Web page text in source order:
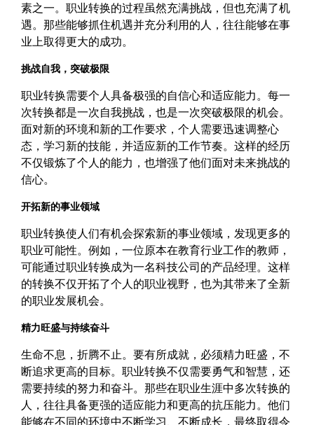
素之一。职业转换的过程虽然充满挑战，但也充满了机
遇。那些能够抓住机遇并充分利用的人，往往能够在事
业上取得更大的成功。
挑战自我，突破极限
职业转换需要个人具备极强的自信心和适应能力。每一
次转换都是一次自我挑战，也是一次突破极限的机会。
面对新的环境和新的工作要求，个人需要迅速调整心
态，学习新的技能，并适应新的工作节奏。这样的经历
不仅锻炼了个人的能力，也增强了他们面对未来挑战的
信心。
开拓新的事业领域
职业转换使人们有机会探索新的事业领域，发现更多的
职业可能性。例如，一位原本在教育行业工作的教师，
可能通过职业转换成为一名科技公司的产品经理。这样
的转换不仅开拓了个人的职业视野，也为其带来了全新
的职业发展机会。
精力旺盛与持续奋斗
生命不息，折腾不止。要有所成就，必须精力旺盛，不
断追求更高的目标。职业转换不仅需要勇气和智慧，还
需要持续的努力和奋斗。那些在职业生涯中多次转换的
人，往往具备更强的适应能力和更高的抗压能力。他们
能够在不同的环境中不断学习、不断成长，最终取得令